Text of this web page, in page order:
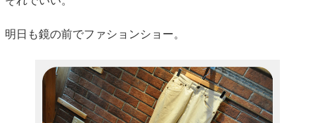
明日も鏡の前でファションショー。